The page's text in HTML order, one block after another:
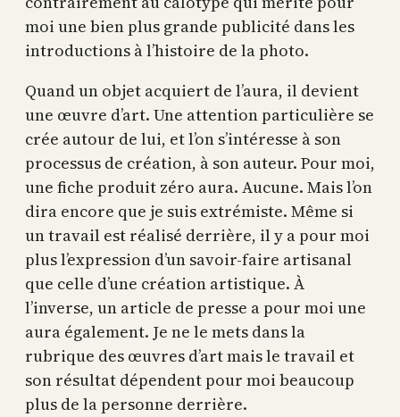
moi une bien plus grande publicité dans les
introductions à l’histoire de la photo.
Quand un objet acquiert de l’aura, il devient
une œuvre d’art. Une attention particulière se
crée autour de lui, et l’on s’intéresse à son
processus de création, à son auteur. Pour moi,
une fiche produit zéro aura. Aucune. Mais l’on
dira encore que je suis extrémiste. Même si
un travail est réalisé derrière, il y a pour moi
plus l’expression d’un savoir-faire artisanal
que celle d’une création artistique. À
l’inverse, un article de presse a pour moi une
aura également. Je ne le mets dans la
rubrique des œuvres d’art mais le travail et
son résultat dépendent pour moi beaucoup
plus de la personne derrière.